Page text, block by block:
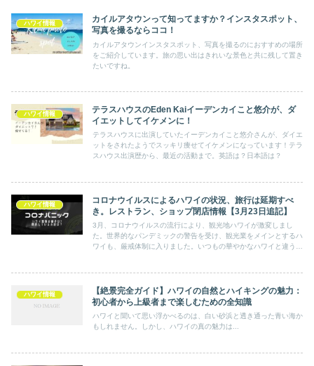
ハワイ情報
カイルアタウンって知ってますか？インスタスポット、
写真を撮るならココ！
カイルアタウンインスタスポット、写真を撮るのにおすすめの場所
をご紹介しています。旅の思い出はきれいな景色と共に残して置き
たいですね。
ハワイ情報
テラスハウスのEden Kaiイーデンカイこと悠介が、ダ
イエットしてイケメンに！
テラスハウスに出演していたイーデンカイこと悠介さんが、ダイエ
ットをされたようでスッキリ痩せてイケメンになっています！テラ
スハウス出演歴から、最近の活動まで。英語は？日本語は？
ハワイ情報
コロナウイルスによるハワイの状況、旅行は延期すべ
き。レストラン、ショップ閉店情報【3月23日追記】
3月、コロナウイルスの流行により、観光地ハワイが激変しまし
た。世界的なパンデミックの警告を受け、観光業をメインとするハ
ワイも、厳戒体制に入りました。いつもの華やかなハワイと違う、
ハワイ情報
【絶景完全ガイド】ハワイの自然とハイキングの魅力：
初心者から上級者まで楽しむための全知識
ハワイと聞いて思い浮かべるのは、白い砂浜と透き通った青い海か
もしれません。しかし、ハワイの真の魅力は...